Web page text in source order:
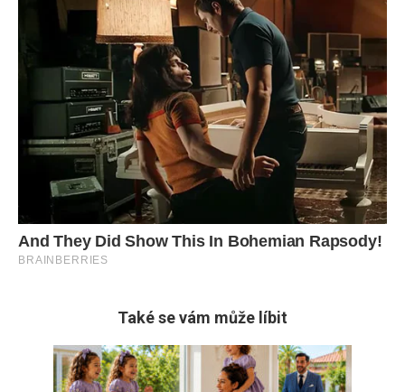
Také se vám může líbit